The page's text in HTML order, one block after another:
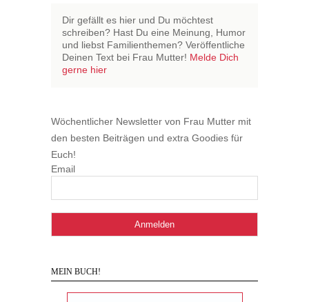
Dir gefällt es hier und Du möchtest
schreiben? Hast Du eine Meinung, Humor
und liebst Familienthemen? Veröffentliche
Deinen Text bei Frau Mutter! Melde Dich
gerne hier
Wöchentlicher Newsletter von Frau Mutter mit
den besten Beiträgen und extra Goodies für
Euch!
Email
MEIN BUCH!